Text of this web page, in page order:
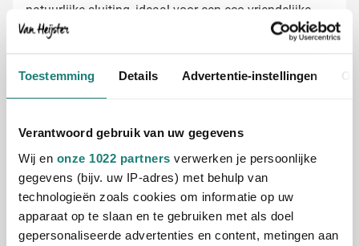
Toestemming Details Advertentie-instellingen
Verantwoord gebruik van uw gegevens
Wij en onze 1022 partners verwerken je persoonlijke
gegevens (bijv. uw IP-adres) met behulp van
technologieën zoals cookies om informatie op uw
apparaat op te slaan en te gebruiken met als doel
gepersonaliseerde advertenties en content, metingen aan
natuurlijke sluiting, ideaal voor een eco-vriendelijke
uitstraling. Comfortabel om te dragen en stevig
bedrukken en zorg ervoor dat jouw merk bij elk event
Lees meer
Specificaties
Productnummer
Merk
IMPRESSION
Materiaal
300D, Bamboe, rPET
Afmetingen
34 cm x 1.5 cm x 0 cm (l
x b x h)
Diameter
0 cm